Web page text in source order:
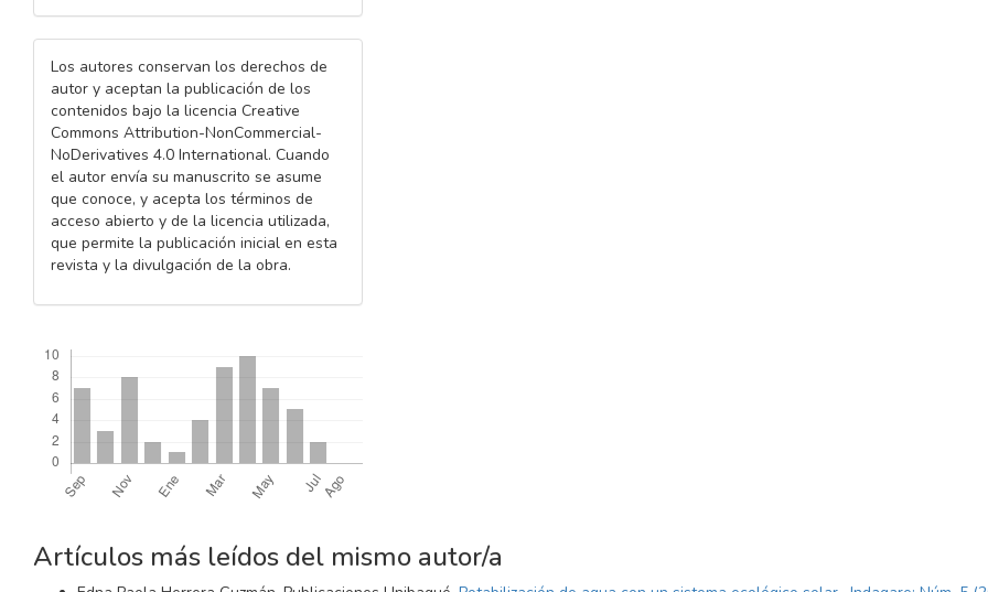
Los autores conservan los derechos de
autor y aceptan la publicación de los
contenidos bajo la licencia Creative
Commons Attribution-NonCommercial-
NoDerivatives 4.0 International. Cuando
el autor envía su manuscrito se asume
que conoce, y acepta los términos de
acceso abierto y de la licencia utilizada,
que permite la publicación inicial en esta
revista y la divulgación de la obra.
Artículos más leídos del mismo autor/a